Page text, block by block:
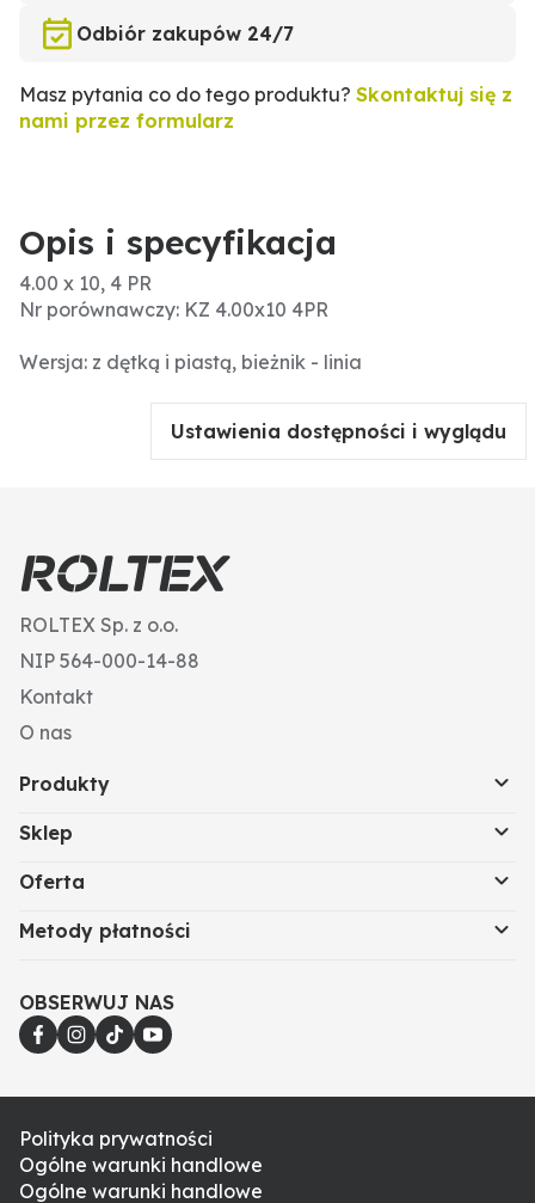
Odbiór zakupów 24/7
Masz pytania co do tego produktu? Skontaktuj się z
nami przez formularz
Opis i specyfikacja
4.00 x 10, 4 PR
Nr porównawczy: KZ 4.00x10 4PR
Wersja: z dętką i piastą, bieżnik - linia
Ustawienia dostępności i wyglądu
ROLTEX Sp. z o.o.
NIP 564-000-14-88
Kontakt
O nas
Produkty
Sklep
Oferta
Metody płatności
OBSERWUJ NAS
Polityka prywatności
Ogólne warunki handlowe
Ogólne warunki handlowe